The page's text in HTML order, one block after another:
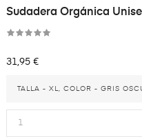
Sudadera Orgánica
Precio
31,95 €
TALLA - XL, COLOR - GRIS